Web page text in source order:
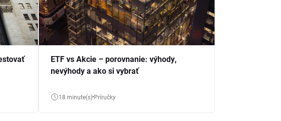
ETF vs Akcie – porovnanie: výhody,
nevýhody a ako si vybrať
18 minute(s) Príručky